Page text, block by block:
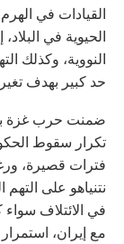
القيادات في
الحيوية في
النووية، وكذلك
حد كبير بهدف
ضمنت حرب غزة
تكرار سقوط
فترات قصيرة،
نتنياهو على
في الائتلاف سواء
مع إيران،